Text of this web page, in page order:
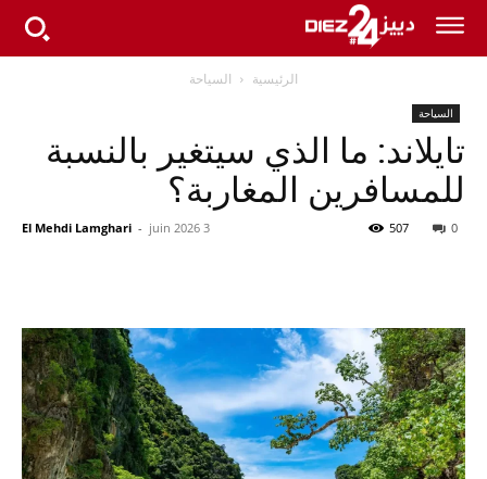
الرئيسية السياحة
السياحة
تايلاند: ما الذي سيتغير بالنسبة
للمسافرين المغاربة؟
El Mehdi Lamghari - 3 juin 2026 0
507